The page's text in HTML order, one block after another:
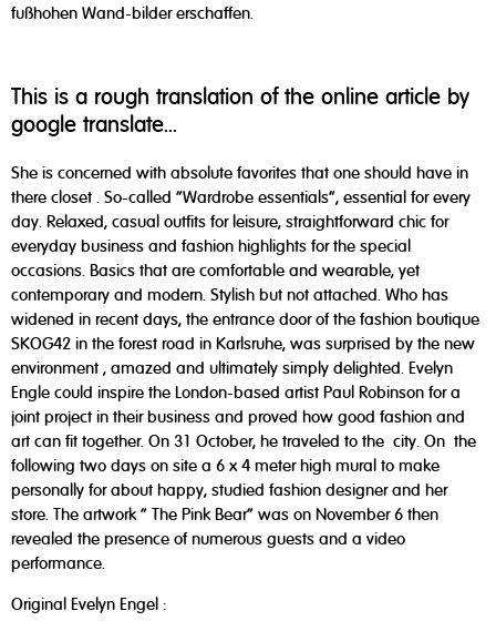
fußhohen Wand-bilder erschaffen.
This is a rough translation of the online article by
google translate...
She is concerned with absolute favorites that one should have in
there closet . So-called "Wardrobe essentials", essential for every
day. Relaxed, casual outfits for leisure, straightforward chic for
everyday business and fashion highlights for the special
occasions. Basics that are comfortable and wearable, yet
contemporary and modern. Stylish but not attached. Who has
widened in recent days, the entrance door of the fashion boutique
SKOG42 in the forest road in Karlsruhe, was surprised by the new
environment , amazed and ultimately simply delighted. Evelyn
Engle could inspire the London-based artist Paul Robinson for a
joint project in their business and proved how good fashion and
art can fit together. On 31 October, he traveled to the city. On the
following two days on site a 6 x 4 meter high mural to make
personally for about happy, studied fashion designer and her
store. The artwork " The Pink Bear" was on November 6 then
revealed the presence of numerous guests and a video
performance.
Original Evelyn Engel :